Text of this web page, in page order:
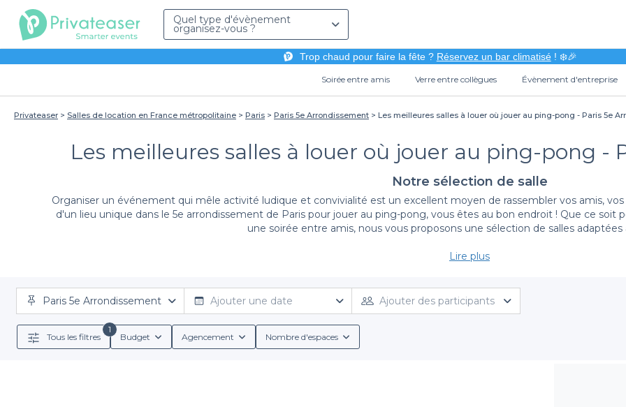
Quel type d'évènement
organisez-vous ?
Trop chaud pour faire la fête ? Réservez un bar climatisé! ❄️🎉
Soirée entre amis Verre entre collègues Évènement d'entreprise
Privateaser Salles de location en France métropolitaine Paris Paris 5e Arrondissement Les meilleures salles à louer où jouer au ping-pong - Paris 5e
Les meilleures salles à louer où jouer au ping-pong -
Notre sélection de salle
Organiser un événement qui mêle activité ludique et convivialité est un excellent moyen de rassembler vos amis,
d'un lieu unique dans le 5e arrondissement de Paris pour jouer au ping-pong, vous êtes au bon endroit ! Que ce
une soirée entre amis, nous vous proposons une sélection de salles adaptées
En choisissant Privateaser pour votre réservation, vous bénéficiez d'unesimplicitéet d'unediversité
de salles à louer, toutes disposant d'équipements adéquats pour jouer au ping-pong. Que vous cherchiez un
intimiste, nous avons ce qu'il vous faut.
Nos établissements partenaires offrent une multitude de services inclus, tels que des conditions de réservation
Lire plus
Paris 5e Arrondissement Ajouter une date Ajouter des participants
Tous les filtres
1
Budget Agencement Nombre d'espaces